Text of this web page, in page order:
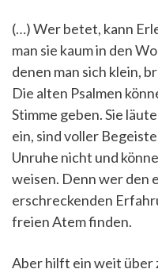
(…) Wer betet, kann
man sie kaum in den
denen man sich klein,
Die alten Psalmen
Stimme geben. Sie
ein, sind voller
Unruhe nicht und
weisen. Denn wer den
erschreckenden
freien Atem finden.
Aber hilft ein weit über